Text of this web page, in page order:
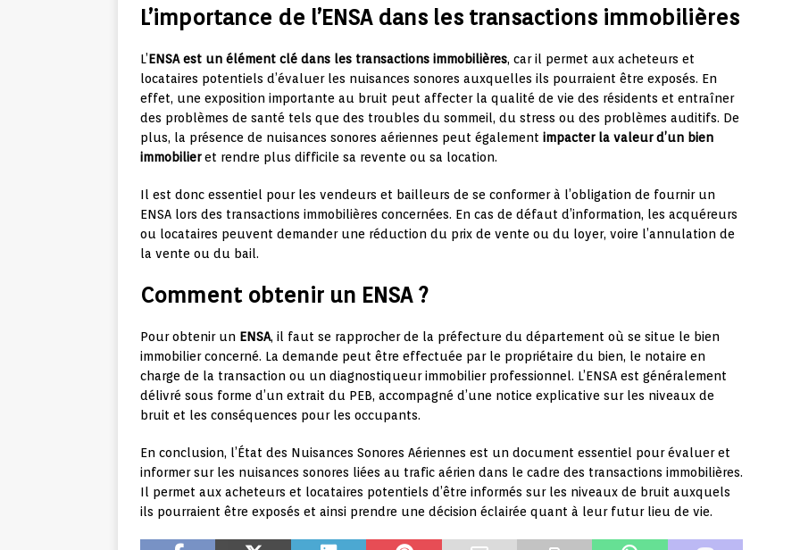
L’importance de l’ENSA dans les transactions immobilières
L’ENSA est un élément clé dans les transactions immobilières, car il permet aux acheteurs et
locataires potentiels d’évaluer les nuisances sonores auxquelles ils pourraient être exposés. En
effet, une exposition importante au bruit peut affecter la qualité de vie des résidents et entraîner
des problèmes de santé tels que des troubles du sommeil, du stress ou des problèmes auditifs. De
plus, la présence de nuisances sonores aériennes peut également impacter la valeur d’un bien
immobilieret rendre plus difficile sa revente ou sa location.
Il est donc essentiel pour les vendeurs et bailleurs de se conformer à l’obligation de fournir un
ENSA lors des transactions immobilières concernées. En cas de défaut d’information, les acquéreurs
ou locataires peuvent demander une réduction du prix de vente ou du loyer, voire l’annulation de
la vente ou du bail.
Comment obtenir un ENSA ?
Pour obtenir un ENSA, il faut se rapprocher de la préfecture du département où se situe le bien
immobilier concerné. La demande peut être effectuée par le propriétaire du bien, le notaire en
charge de la transaction ou un diagnostiqueur immobilier professionnel. L’ENSA est généralement
délivré sous forme d’un extrait du PEB, accompagné d’une notice explicative sur les niveaux de
bruit et les conséquences pour les occupants.
En conclusion, l’État des Nuisances Sonores Aériennes est un document essentiel pour évaluer et
informer sur les nuisances sonores liées au trafic aérien dans le cadre des transactions immobilières.
Il permet aux acheteurs et locataires potentiels d’être informés sur les niveaux de bruit auxquels
ils pourraient être exposés et ainsi prendre une décision éclairée quant à leur futur lieu de vie.